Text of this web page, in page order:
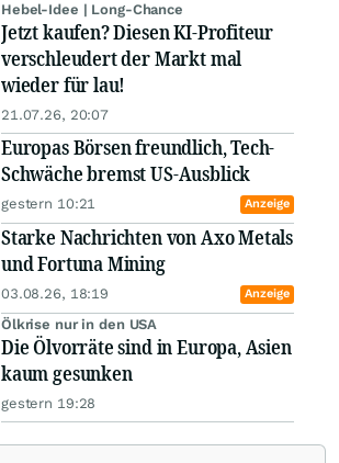
Hebel-Idee | Long-Chance
Jetzt kaufen? Diesen KI-Profiteur
verschleudert der Markt mal
wieder für lau!
21.07.26, 20:07
Europas Börsen freundlich, Tech-
Schwäche bremst US-Ausblick
gestern 10:21 Anzeige
Starke Nachrichten von Axo Metals
und Fortuna Mining
03.08.26, 18:19 Anzeige
Ölkrise nur in den USA
Die Ölvorräte sind in Europa, Asien
kaum gesunken
gestern 19:28